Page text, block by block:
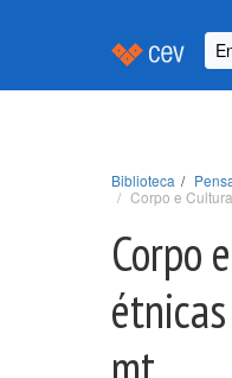
Biblioteca
Corpo e
Corpo